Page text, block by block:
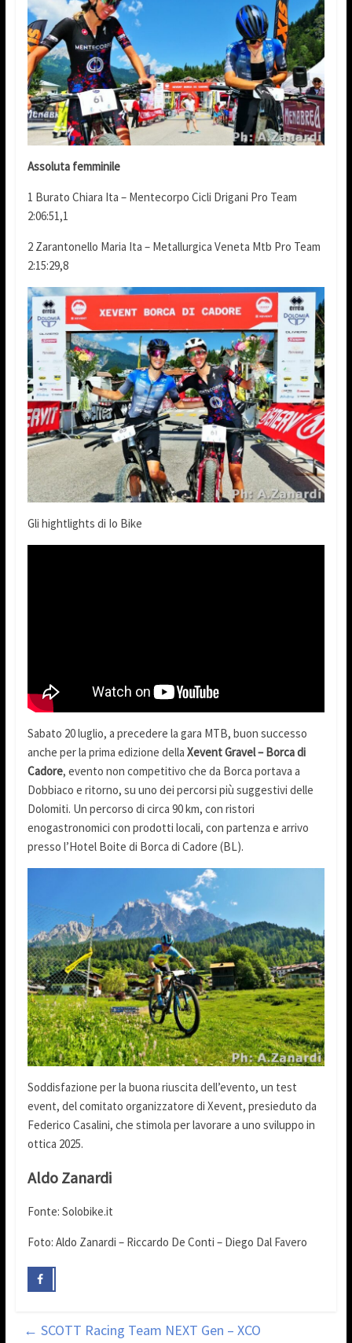
Assoluta femminile
1 Burato Chiara Ita – Mentecorpo Cicli Drigani Pro Team
2:06:51,1
2 Zarantonello Maria Ita – Metallurgica Veneta Mtb Pro Team
2:15:29,8
Gli hightlights di Io Bike
Sabato 20 luglio, a precedere la gara MTB, buon successo
anche per la prima edizione della Xevent Gravel – Borca di
Cadore, evento non competitivo che da Borca portava a
Dobbiaco e ritorno, su uno dei percorsi più suggestivi delle
Dolomiti. Un percorso di circa 90 km, con ristori
enogastronomici con prodotti locali, con partenza e arrivo
presso l’Hotel Boite di Borca di Cadore (BL).
Soddisfazione per la buona riuscita dell’evento, un test
event, del comitato organizzatore di Xevent, presieduto da
Federico Casalini, che stimola per lavorare a uno sviluppo in
ottica 2025.
Aldo Zanardi
Fonte: Solobike.it
Foto: Aldo Zanardi – Riccardo De Conti – Diego Dal Favero
← SCOTT Racing Team NEXT Gen – XCO